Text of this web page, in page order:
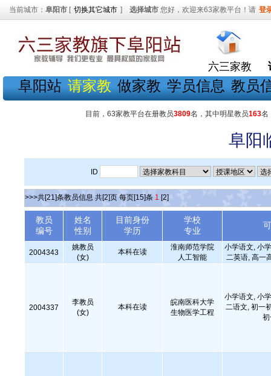
当前城市： 阜阳市 [ 切换其它城市 ] 选择城市 您好，欢迎来63家教平台！请 登
六三家教
阜阳站 请家教 做家教 学员信息 教员
目前，63家教平台在册教员3809名，其中明星教员163名
阜阳
ID
>>>共[21]条教员信息 共[2]页 每页[15]条 1 [2]
教员
编号
姓名
性别
目前身份
学历
学校
专业
2004343
姚教员
(女)
本科在读
淮南师范学院
人工智能
小学语文, 小
二英语, 高一
2004337
李教员
(女)
本科在读
皖南医科大学
生物医学工程
小学语文, 小
二语文, 初一